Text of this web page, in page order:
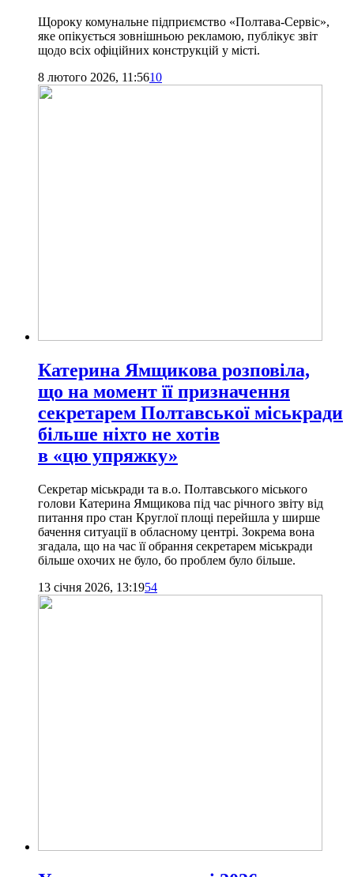
Щороку комунальне підприємство «Полтава-Сервіс»,
яке опікується зовнішньою рекламою, публікує звіт
щодо всіх офіційних конструкцій у місті.
8 лютого 2026, 11:5610
Катерина Ямщикова розповіла,
що на момент її призначення
секретарем Полтавської міськради
більше ніхто не хотів
в «цю упряжку»
Секретар міськради та в.о. Полтавського міського
голови Катерина Ямщикова під час річного звіту від
питання про стан Круглої площі перейшла у ширше
бачення ситуації в обласному центрі. Зокрема вона
згадала, що на час її обрання секретарем міськради
більше охочих не було, бо проблем було більше.
13 січня 2026, 13:1954